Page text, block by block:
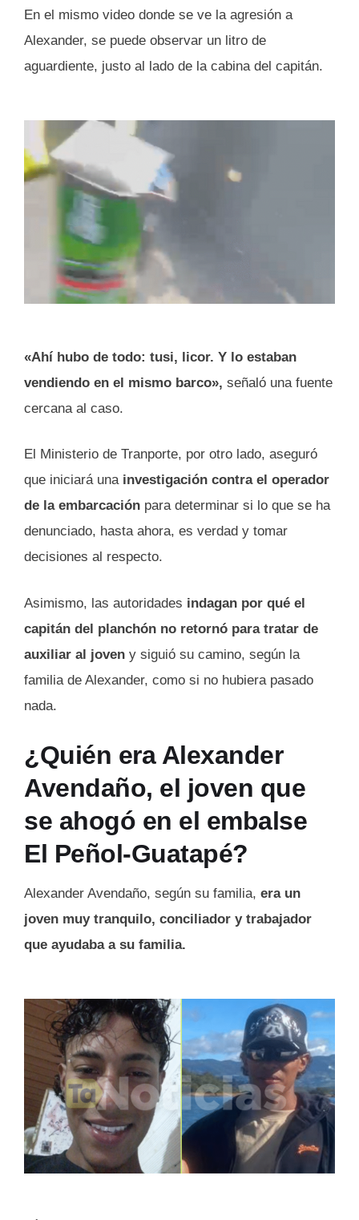
En el mismo video donde se ve la agresión a
Alexander, se puede observar un litro de
aguardiente, justo al lado de la cabina del capitán.
«Ahí hubo de todo: tusi, licor. Y lo estaban
vendiendo en el mismo barco», señaló una fuente
cercana al caso.
El Ministerio de Tranporte, por otro lado, aseguró
que iniciará una investigación contra el operador
de la embarcación para determinar si lo que se ha
denunciado, hasta ahora, es verdad y tomar
decisiones al respecto.
Asimismo, las autoridades indagan por qué el
capitán del planchón no retornó para tratar de
auxiliar al joven y siguió su camino, según la
familia de Alexander, como si no hubiera pasado
nada.
¿Quién era Alexander
Avendaño, el joven que
se ahogó en el embalse
El Peñol-Guatapé?
Alexander Avendaño, según su familia, era un
joven muy tranquilo, conciliador y trabajador
que ayudaba a su familia.